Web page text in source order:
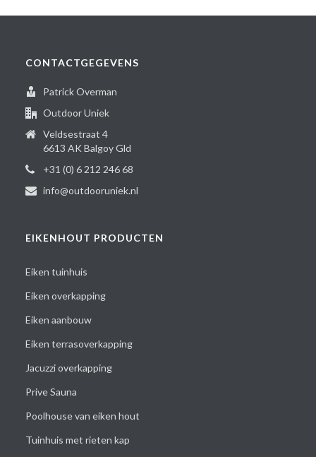
CONTACTGEGEVENS
Patrick Overman
Outdoor Uniek
Veldsestraat 4
6613 AK Balgoy Gld
+31 (0) 6 212 246 68
info@outdooruniek.nl
EIKENHOUT PRODUCTEN
Eiken tuinhuis
Eiken overkapping
Eiken aanbouw
Eiken terrasoverkapping
Jacuzzi overkapping
Prive Sauna
Poolhouse van eiken hout
Tuinhuis met rieten kap